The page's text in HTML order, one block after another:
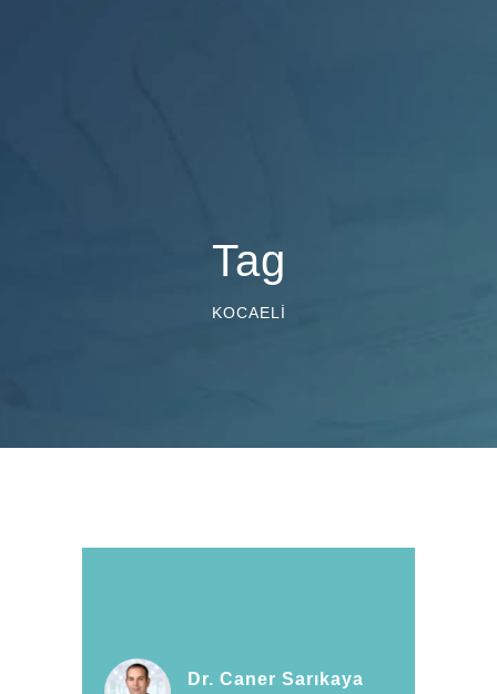
Tag
KOCAELI
Dr. Caner Sarıkaya